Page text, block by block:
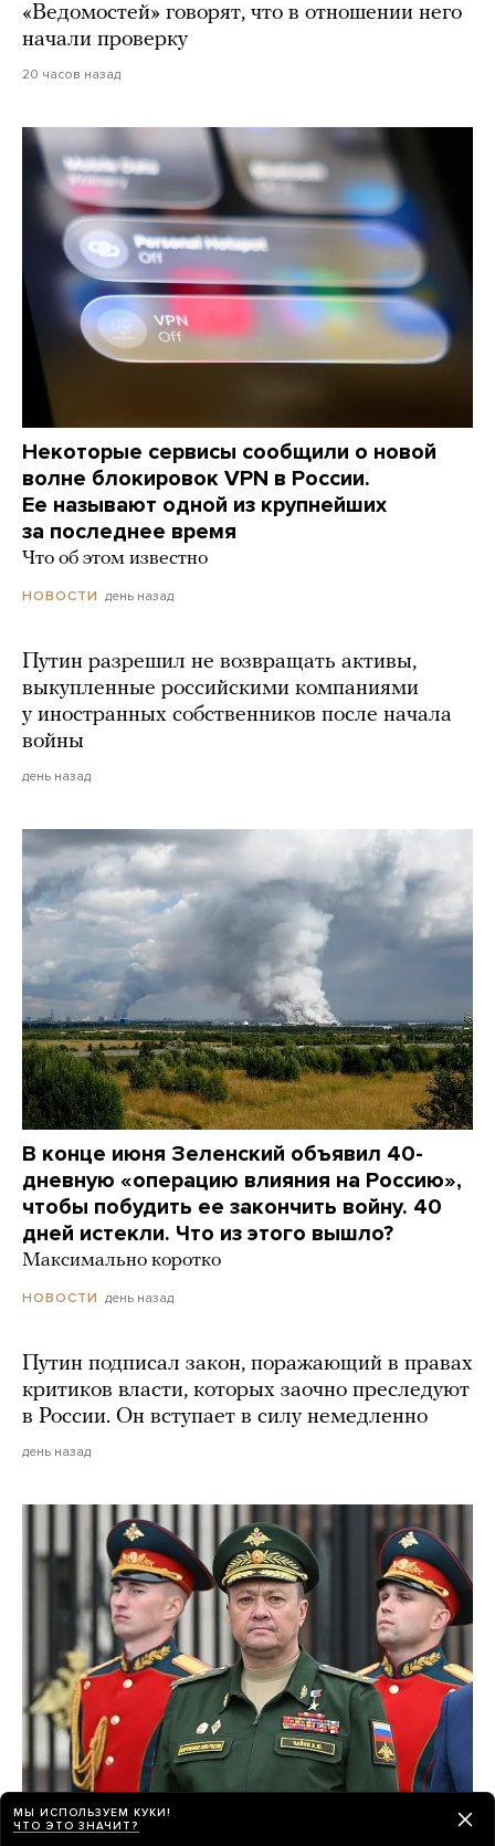
«Ведомостей» говорят, что в отношении него
начали проверку
20 часов назад
Некоторые сервисы сообщили о новой
волне блокировок VPN в России.
Ее называют одной из крупнейших
за последнее время
Что об этом известно
НОВОСТИ день назад
Путин разрешил не возвращать активы,
выкупленные российскими компаниями
у иностранных собственников после начала
войны
день назад
В конце июня Зеленский объявил 40-
дневную «операцию влияния на Россию»,
чтобы побудить ее закончить войну. 40
дней истекли. Что из этого вышло?
Максимально коротко
НОВОСТИ день назад
Путин подписал закон, поражающий в правах
критиков власти, которых заочно преследуют
в России. Он вступает в силу немедленно
день назад
После предполагаемого покушения
МЫ ИСПОЛЬЗУЕМ КУКИ!
ЧТО ЭТО ЗНАЧИТ?